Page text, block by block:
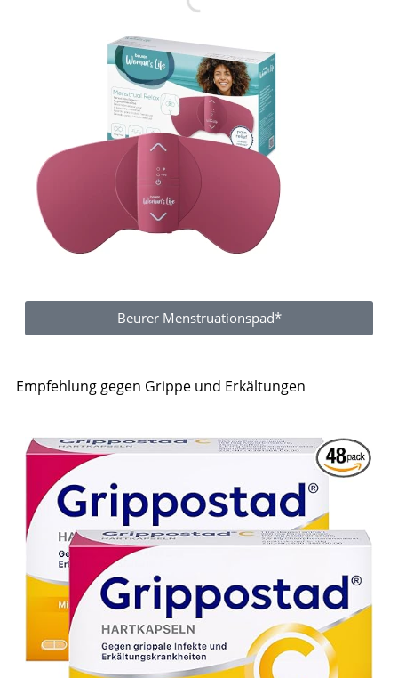
Beurer Menstruationspad*
Empfehlung gegen Grippe und Erkältungen